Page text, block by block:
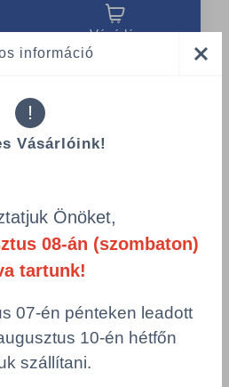
Vásárlás
információ
!
Vásárlóink!
Önöket,
08-án (szombaton)
tartunk!
07-én pénteken leadott
10-én hétfőn
szállítani.